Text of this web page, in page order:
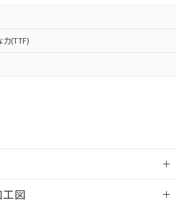
力(TTF)
図
サービスに関するお客様との取
了承ください。
同利用に関して"
の範囲」に記載されている法人を
す。
令（10物質）の非含有証明書
含有証明書（当社基準）
は発行日時点で非含有を証明す
を記載しておりました。
て対応品への在庫切替を完了
年1月12日より割愛しておりま